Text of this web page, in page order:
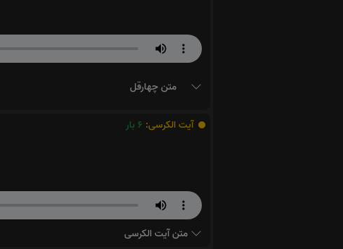
متن چهارقل
آیت الکرسی: 6 بار
متن آیت الکرسی